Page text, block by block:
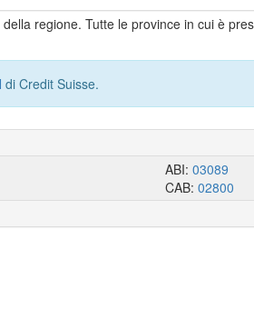
regione. Tutte le province in cui è
di Credit Suisse.
ABI: 03089
CAB: 02800